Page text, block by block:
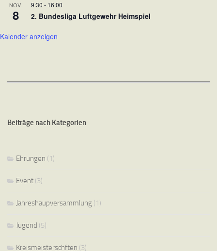
NOV.
8
9:30 - 16:00
2. Bundesliga Luftgewehr Heimspiel
Kalender anzeigen
Beiträge nach Kategorien
Ehrungen (1)
Event (3)
Jahreshaupversammlung (1)
Jugend (5)
Kreismeisterschften (3)